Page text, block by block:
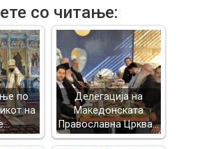
со читање:
по
на
Делегација на
Македонската
Православна Црква…